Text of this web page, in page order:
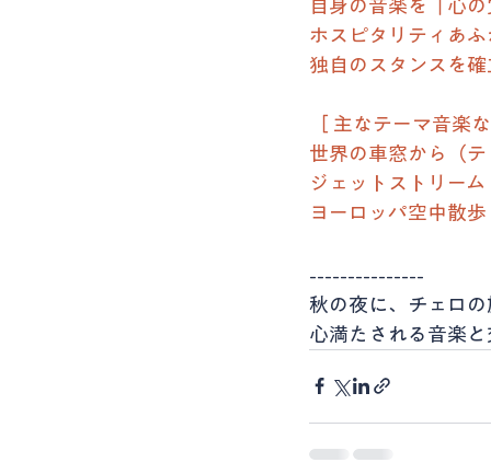
自身の音楽を「心
ホスピタリティあ
独自のスタンスを
［ 主なテーマ音楽
世界の車窓から（
ジェットストリー
ヨーロッパ空中散
---------------
秋の夜に、チェロ
心満たされる音楽